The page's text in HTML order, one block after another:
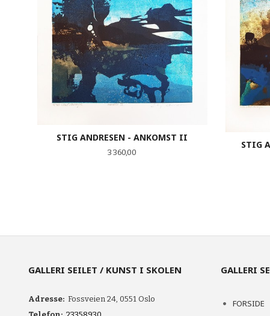
STIG ANDRESEN - ANKOMST II
Pris
3 360,00
STIG
GALLERI SEILET / KUNST I SKOLEN
Adresse: Fossveien 24, 0551 Oslo
GALLERI
FORSIDE